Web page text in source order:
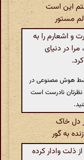
این است
مستور
اشعارم را به
در دنیای
هوش مصنوعی در
نظرتان نادرست است
دل خاک
به گور
ذلت وادار کرده